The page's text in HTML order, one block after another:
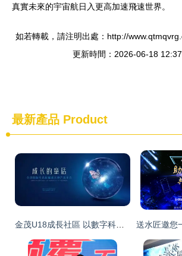
真實未來的宇宙航日入更高加速飛速世界。
如若轉載，請注明出處：http://
更新時間：2026-06-18
最新產品 Product